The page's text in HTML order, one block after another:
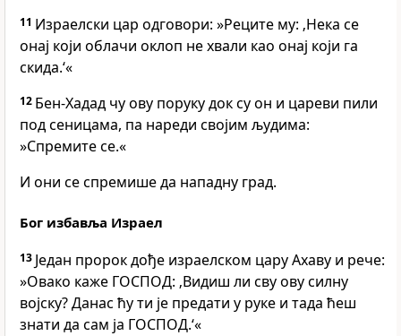
11 Израелски цар одговори: »Реците му: ‚Нека се
онај који облачи оклоп не хвали као онај који га
скида.‘«
12 Бен-Хадад чу ову поруку док су он и цареви пили
под сеницама, па нареди својим људима:
»Спремите се.«
И они се спремише да нападну град.
Бог избавља Израел
13 Један пророк дође израелском цару Ахаву и рече:
»Овако каже ГОСПОД: ‚Видиш ли сву ову силну
војску? Данас ћу ти је предати у руке и тада ћеш
знати да сам ја ГОСПОД.‘«